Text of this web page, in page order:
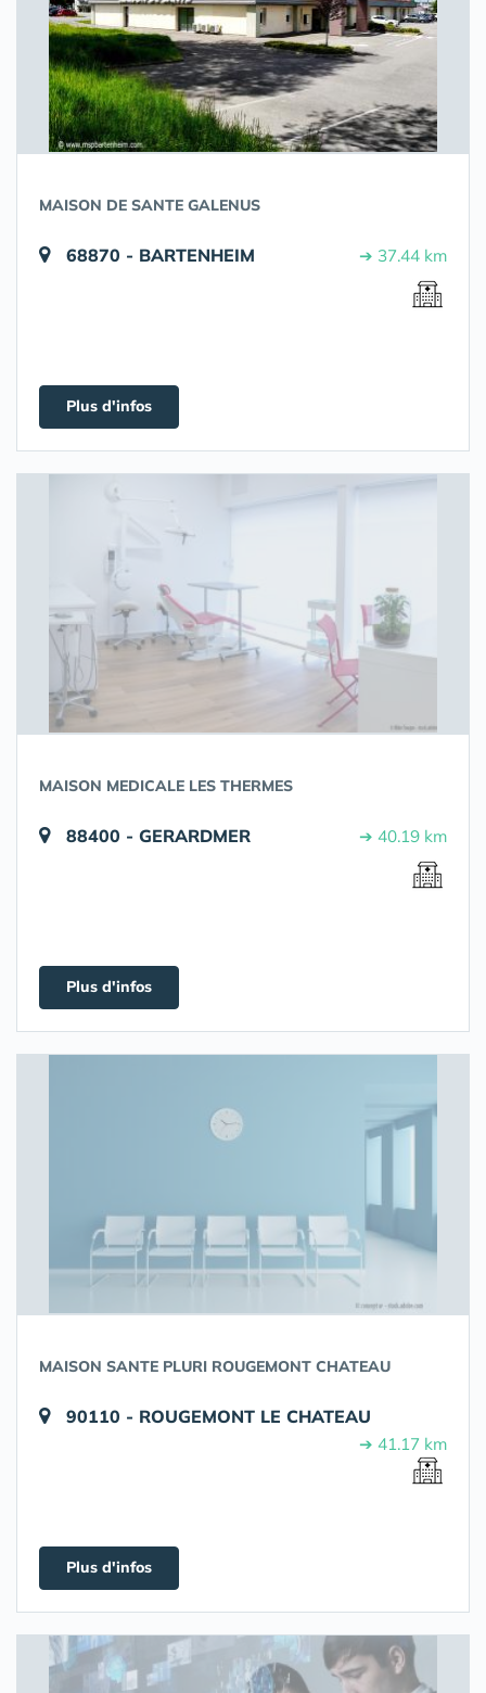
MAISON DE SANTE GALENUS
68870 - BARTENHEIM ➔ 37.44 km
Plus d'infos
MAISON MEDICALE LES THERMES
88400 - GERARDMER ➔ 40.19 km
Plus d'infos
MAISON SANTE PLURI ROUGEMONT CHATEAU
90110 - ROUGEMONT LE CHATEAU
➔ 41.17 km
Plus d'infos